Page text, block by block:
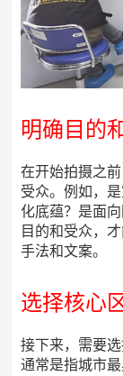
明确目的
在开始拍摄之
受众。例如，
化底蕴？是面
目的和受众，
手法和文案。
选择核心
接下来，需要
通常是指城市